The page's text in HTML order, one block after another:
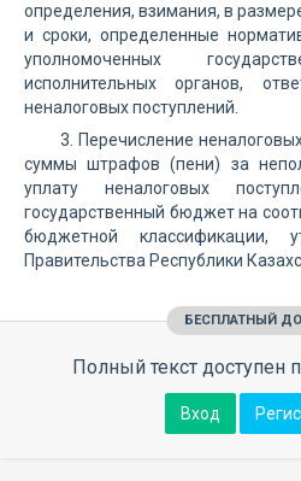
определения, взимания, в
и сроки, определенные
уполномоченных
исполнительных органов,
неналоговых поступлений.
3. Перечисление
суммы штрафов (пени) за
уплату неналоговых
государственный бюджет на
бюджетной классификации,
Правительства Республики
БЕСПЛАТНЫЙ
Полный текст доступен
Вход